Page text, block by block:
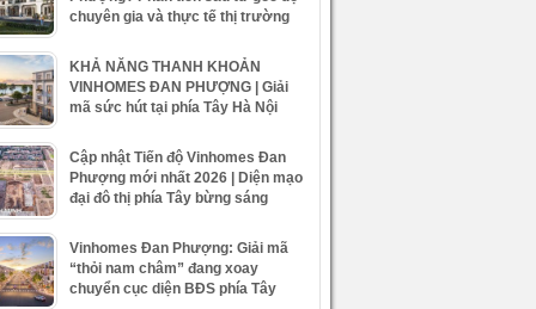
chuyên gia và thực tế thị trường
KHẢ NĂNG THANH KHOẢN
VINHOMES ĐAN PHƯỢNG | Giải
mã sức hút tại phía Tây Hà Nội
Cập nhật Tiến độ Vinhomes Đan
Phượng mới nhất 2026 | Diện mạo
đại đô thị phía Tây bừng sáng
Vinhomes Đan Phượng: Giải mã
“thỏi nam châm” đang xoay
chuyển cục diện BĐS phía Tây